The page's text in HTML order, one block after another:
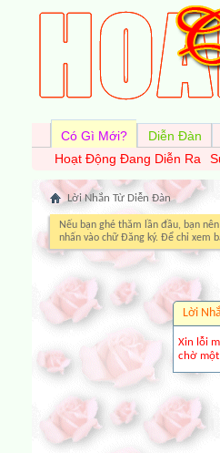
Có Gì Mới?
Hoạt Động Đang Diễn Ra
Diễn Đàn
Lời Nhắn Từ Diễn Ðàn
Nếu bạn ghé thăm lần đầu, bạn
nhấn vào chữ Đăng ký. Để chỉ xem
Lời
Xin lỗi
chờ một